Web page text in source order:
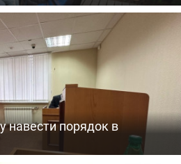
навести порядок в